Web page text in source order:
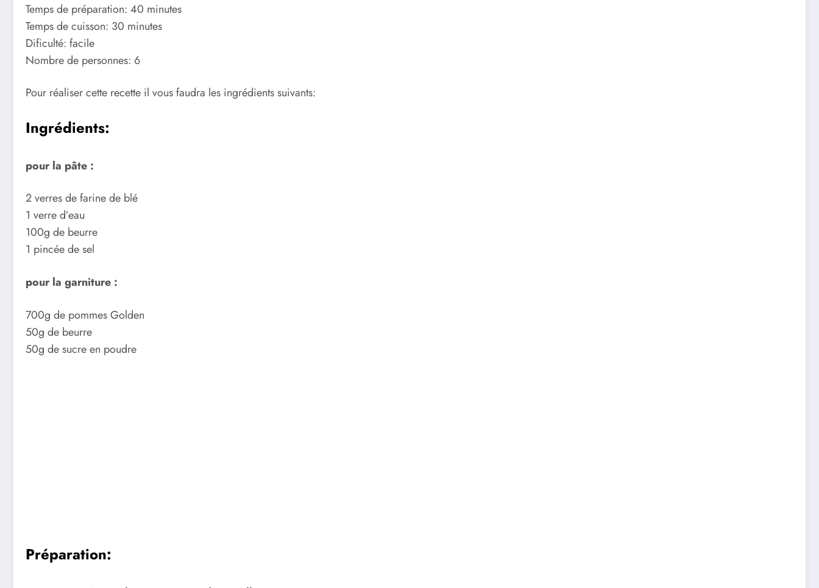
Temps de préparation: 40 minutes
Temps de cuisson: 30 minutes
Dificulté: facile
Nombre de personnes: 6
Pour réaliser cette recette il vous faudra les ingrédients suivants:
Ingrédients:
pour la pâte :
2 verres de farine de blé
1 verre d’eau
100g de beurre
1 pincée de sel
pour la garniture :
700g de pommes Golden
50g de beurre
50g de sucre en poudre
Préparation: